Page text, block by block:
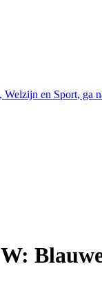
Welzijn en Sport, ga